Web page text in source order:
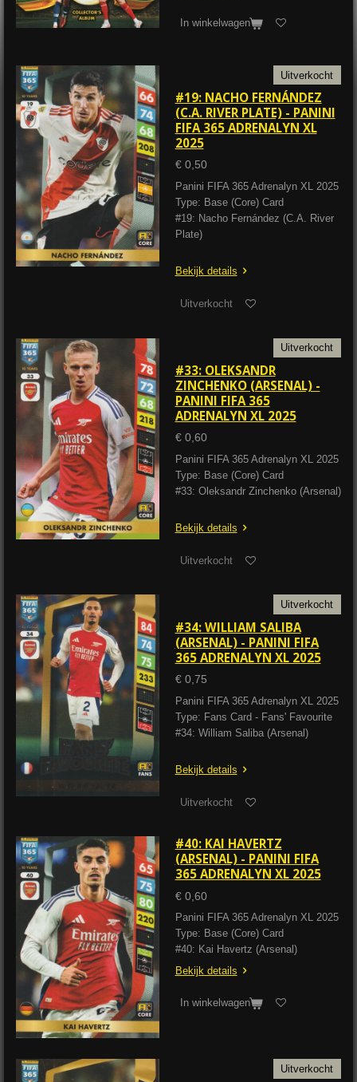
In winkelwagen
Uitverkocht
#19: NACHO FERNÁNDEZ
(C.A. RIVER PLATE) - PANINI
FIFA 365 ADRENALYN XL
2025
€ 0,50
Panini FIFA 365 Adrenalyn XL 2025
Type: Base (Core) Card
#19: Nacho Fernández (C.A. River
Plate)
Bekijk details
Uitverkocht
Uitverkocht
#33: OLEKSANDR
ZINCHENKO (ARSENAL) -
PANINI FIFA 365
ADRENALYN XL 2025
€ 0,60
Panini FIFA 365 Adrenalyn XL 2025
Type: Base (Core) Card
#33: Oleksandr Zinchenko (Arsenal)
Bekijk details
Uitverkocht
Uitverkocht
#34: WILLIAM SALIBA
(ARSENAL) - PANINI FIFA
365 ADRENALYN XL 2025
€ 0,75
Panini FIFA 365 Adrenalyn XL 2025
Type: Fans Card - Fans' Favourite
#34: William Saliba (Arsenal)
Bekijk details
Uitverkocht
#40: KAI HAVERTZ
(ARSENAL) - PANINI FIFA
365 ADRENALYN XL 2025
€ 0,60
Panini FIFA 365 Adrenalyn XL 2025
Type: Base (Core) Card
#40: Kai Havertz (Arsenal)
Bekijk details
In winkelwagen
Uitverkocht